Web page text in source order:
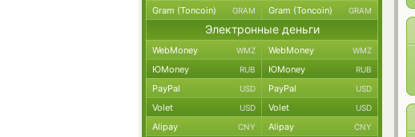
Gram (Toncoin) GRAM Gram (Toncoin) GRAM
Электронные деньги
WebMoney WMZ WebMoney WMZ
ЮMoney RUB ЮMoney RUB
PayPal USD PayPal USD
Volet USD Volet USD
Alipay CNY Alipay CNY